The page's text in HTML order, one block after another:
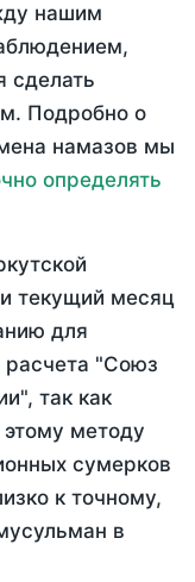
нашим
сделать
Подробно о
намазов мы
определять
и текущий месяц
для
расчета "Союз
так как
методу
сумерков
к точному,
в